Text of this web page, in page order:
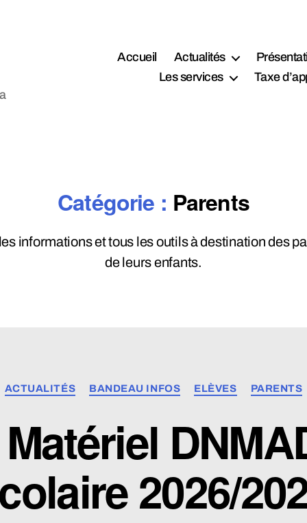
Accueil Actualités
Les services
Taxe
Catégorie : Parents
informations et tous les outils à destination des
de leurs enfants.
Catégories
ACTUALITÉS BANDEAU INFOS ELÈVES PARENTS
2026/